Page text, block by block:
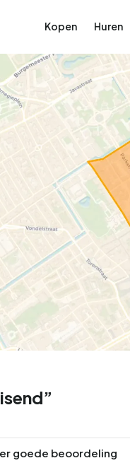
Kopen Huren
goede beoordeling